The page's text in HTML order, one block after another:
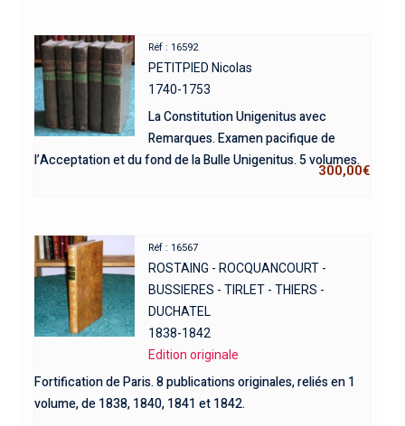
Réf : 16592
PETITPIED Nicolas
1740-1753
La Constitution Unigenitus avec
Remarques. Examen pacifique de
l’Acceptation et du fond de la Bulle Unigenitus. 5 volumes.
300,00€
Réf : 16567
ROSTAING - ROCQUANCOURT -
BUSSIERES - TIRLET - THIERS -
DUCHATEL
1838-1842
Edition originale
Fortification de Paris. 8 publications originales, reliés en 1
volume, de 1838, 1840, 1841 et 1842.